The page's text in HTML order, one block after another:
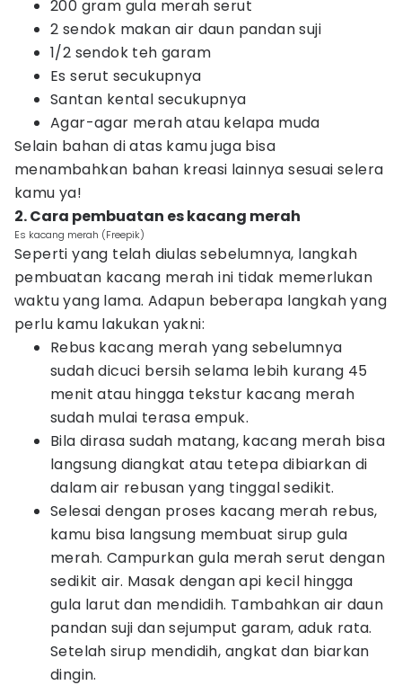
200 gram gula merah serut
2 sendok makan air daun pandan suji
1/2 sendok teh garam
Es serut secukupnya
Santan kental secukupnya
Agar-agar merah atau kelapa muda
Selain bahan di atas kamu juga bisa
menambahkan bahan kreasi lainnya sesuai selera
kamu ya!
2. Cara pembuatan es kacang merah
Es kacang merah (Freepik)
Seperti yang telah diulas sebelumnya, langkah
pembuatan kacang merah ini tidak memerlukan
waktu yang lama. Adapun beberapa langkah yang
perlu kamu lakukan yakni:
Rebus kacang merah yang sebelumnya
sudah dicuci bersih selama lebih kurang 45
menit atau hingga tekstur kacang merah
sudah mulai terasa empuk.
Bila dirasa sudah matang, kacang merah bisa
langsung diangkat atau tetepa dibiarkan di
dalam air rebusan yang tinggal sedikit.
Selesai dengan proses kacang merah rebus,
kamu bisa langsung membuat sirup gula
merah. Campurkan gula merah serut dengan
sedikit air. Masak dengan api kecil hingga
gula larut dan mendidih. Tambahkan air daun
pandan suji dan sejumput garam, aduk rata.
Setelah sirup mendidih, angkat dan biarkan
dingin.